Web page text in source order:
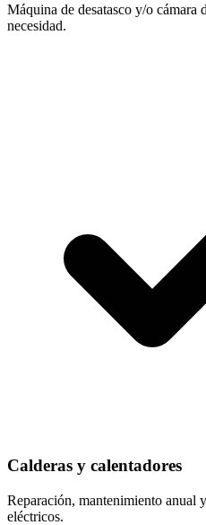
Máquina de desatasco y/o cámara
necesidad.
Calderas y calentadores
Reparación, mantenimiento anual
eléctricos.